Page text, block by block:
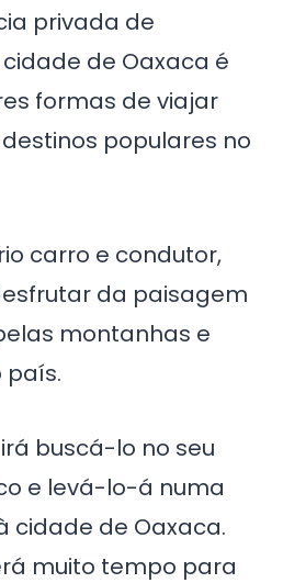
privada de
de Oaxaca é
formas de viajar
populares no
carro e condutor,
da paisagem
montanhas e
país.
buscá-lo no seu
e levá-lo-á numa
cidade de Oaxaca.
muito tempo para